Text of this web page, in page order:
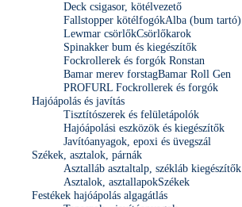
Deck csigasor, kötélvezető
Fallstopper kötélfogókAlba (bum tartó)
Lewmar csörlőkCsörlőkarok
Spinakker bum és kiegészítők
Fockrollerek és forgók Ronstan
Bamar merev forstagBamar Roll Gen
PROFURL Fockrollerek és forgók
Hajóápolás és javítás
Tisztítószerek és felületápolók
Hajóápolási eszközök és kiegészítők
Javítóanyagok, epoxi és üvegszál
Székek, asztalok, párnák
Asztalláb asztaltalp, székláb kiegészítők
Asztalok, asztallapokSzékek
Festékek hajóápolás algagátlás